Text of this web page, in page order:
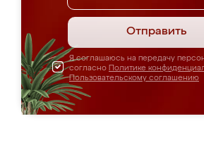
Отправить
Я соглашаюсь на передачу
согласно Политике
Пользовательскому соглашению